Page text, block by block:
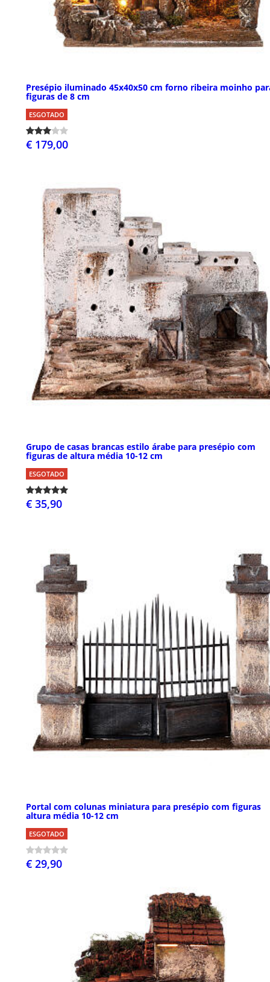
Presépio iluminado 45x40x50 cm forno ribeira moinho
figuras de 8 cm
ESGOTADO
€ 179,00
Grupo de casas brancas estilo árabe para presépio com
figuras de altura média 10-12 cm
ESGOTADO
€ 35,90
Portal com colunas miniatura para presépio com figuras
altura média 10-12 cm
ESGOTADO
€ 29,90